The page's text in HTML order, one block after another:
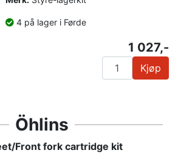
4 på lager i Førde
1 027,-
Kjøp
Öhlins
Front fork cartridge kit